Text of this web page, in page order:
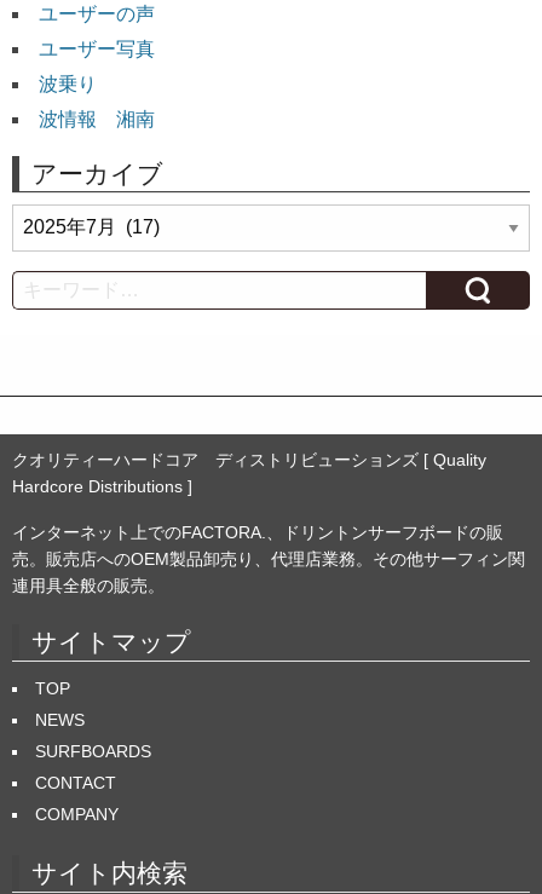
ユーザーの声
ユーザー写真
波乗り
波情報 湘南
アーカイブ
ア
ー
カ
イ
Search
クオリティーハードコア ディストリビューションズ [ Quality
Hardcore Distributions ]
インターネット上でのFACTORA.、ドリントンサーフボードの販
売。販売店へのOEM製品卸売り、代理店業務。その他サーフィン関
連用具全般の販売。
サイトマップ
TOP
NEWS
SURFBOARDS
CONTACT
COMPANY
サイト内検索